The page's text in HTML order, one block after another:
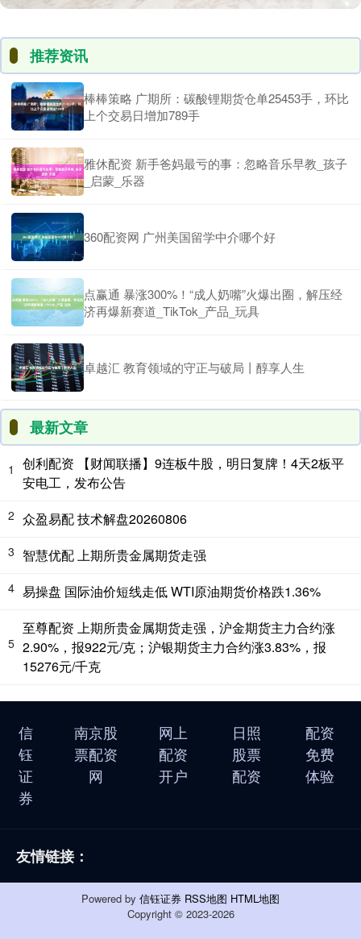
推荐资讯
棒棒策略 广期所：碳酸锂期货仓单25453手，环比
上个交易日增加789手
雅休配资 新手爸妈最亏的事：忽略音乐早教_孩子
_启蒙_乐器
360配资网 广州美国留学中介哪个好
点赢通 暴涨300%！“成人奶嘴”火爆出圈，解压经
济再爆新赛道_TikTok_产品_玩具
卓越汇 教育领域的守正与破局丨醇享人生
最新文章
1
创利配资 【财闻联播】9连板牛股，明日复牌！4天2板平
安电工，发布公告
2 众盈易配 技术解盘20260806
3 智慧优配 上期所贵金属期货走强
4 易操盘 国际油价短线走低 WTI原油期货价格跌1.36%
5
至尊配资 上期所贵金属期货走强，沪金期货主力合约涨
2.90%，报922元/克；沪银期货主力合约涨3.83%，报
15276元/千克
信
钰
证
券
南京股
票配资
网
网上
配资
开户
日照
股票
配资
配资
免费
体验
友情链接：
Powered by 信钰证券 RSS地图 HTML地图
Copyright © 2023-2026